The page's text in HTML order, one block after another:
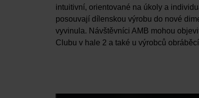
intuitivní, orientované na úkoly a
posouvají dílenskou výrobu do nové
vyvinula. Návštěvníci AMB mohou
Clubu v hale 2 a také u výrobců